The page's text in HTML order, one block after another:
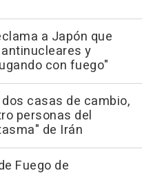
a Japón que
y
con fuego"
dos casas de cambio,
personas del
de Irán
Fuego de